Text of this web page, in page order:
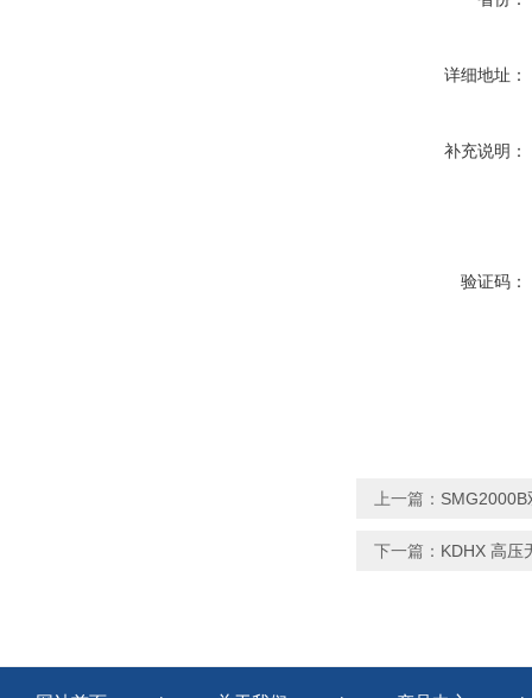
详细地址：
补充说明：
验证码：
上一篇：
下一篇： KDHX 高压